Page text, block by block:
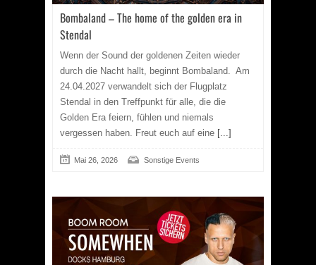
Bombaland – The home of the golden era in
Stendal
Wenn der Sound der goldenen Zeiten wieder
durch die Nacht hallt, beginnt Bombaland.
Am
24.04.2027 verwandelt sich der Flugplatz
Stendal in den Treffpunkt für alle, die die
Golden Era feiern, fühlen und niemals
vergessen haben. Freut euch auf eine [...]
Mai 26, 2026 Sonstige Events